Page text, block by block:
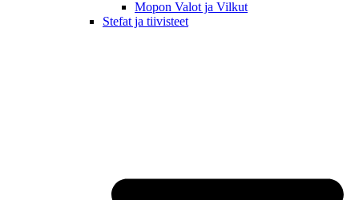
Mopon Valot ja Vilkut
Stefat ja tiivisteet